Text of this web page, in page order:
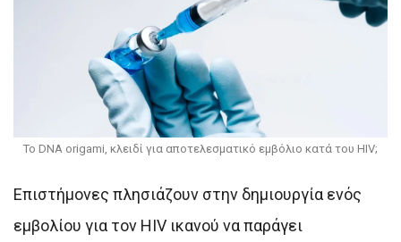
Το DNA origami, κλειδί για αποτελεσματικό εμβόλιο κατά του HIV;
Επιστήμονες πλησιάζουν στην δημιουργία ενός
εμβολίου για τον HIV ικανού να παράγει